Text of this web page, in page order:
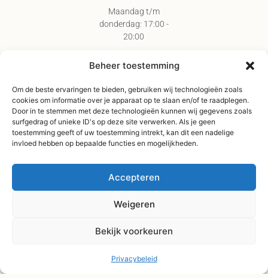
Beheer toestemming
Om de beste ervaringen te bieden, gebruiken wij technologieën zoals
cookies om informatie over je apparaat op te slaan en/of te raadplegen.
Door in te stemmen met deze technologieën kunnen wij gegevens zoals
surfgedrag of unieke ID's op deze site verwerken. Als je geen
toestemming geeft of uw toestemming intrekt, kan dit een nadelige
invloed hebben op bepaalde functies en mogelijkheden.
Accepteren
Weigeren
Bekijk voorkeuren
Privacybeleid
Maandag t/m
donderdag: 17:00 -
20:00
09:00 - 17:00
vanaf €75,-
Verzending binnen 3-
4 werkdagen
Afhaal Kloosterdijk